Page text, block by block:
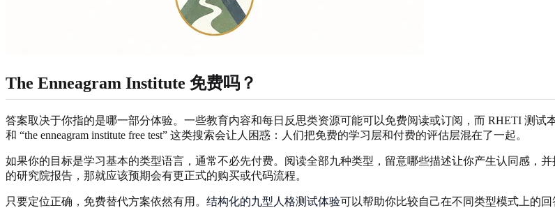
The Enneagram Institute 免费吗？
答案取决于你指的是哪一部分体验。一些教育内容和每日反思类资源可能可以免费阅读或订阅，而 RHETI 测试本
和 “the enneagram institute free test” 这类搜索会让人困惑：人们把免费的学习层和付费的评估层混在了一起。
如果你的目标是学习基本的类型语言，通常不必先付费。阅读全部九种类型，留意哪些描述让你产生认同感，
的研究院报告，那就应该预期会有更正式的购买或代码流程。
只要定位正确，免费替代方案依然有用。 结构化的九型人格测试体验可以帮助你比较自己在不同类型模式上的